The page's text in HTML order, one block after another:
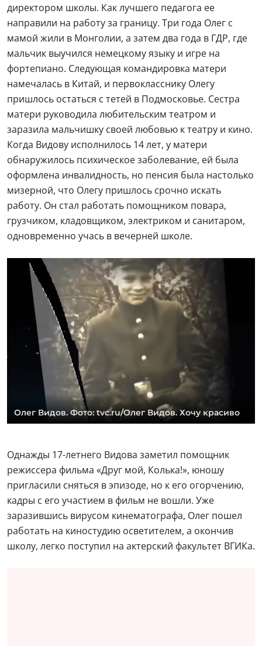
директором школы. Как лучшего педагога ее
направили на работу за границу. Три года Олег с
мамой жили в Монголии, а затем два года в ГДР, где
мальчик выучился немецкому языку и игре на
фортепиано. Следующая командировка матери
намечалась в Китай, и первокласснику Олегу
пришлось остаться с тетей в Подмосковье. Сестра
матери руководила любительским театром и
заразила мальчишку своей любовью к театру и кино.
Когда Видову исполнилось 14 лет, у матери
обнаружилось психическое заболевание, ей была
оформлена инвалидность, но пенсия была настолько
мизерной, что Олегу пришлось срочно искать
работу. Он стал работать помощником повара,
грузчиком, кладовщиком, электриком и санитаром,
одновременно учась в вечерней школе.
Олег Видов. Фото: tvc.ru/Олег Видов. Хочу красиво
Однажды 17-летнего Видова заметил помощник
режиссера фильма «Друг мой, Колька!», юношу
пригласили сняться в эпизоде, но к его огорчению,
кадры с его участием в фильм не вошли. Уже
заразившись вирусом кинематографа, Олег пошел
работать на киностудию осветителем, а окончив
школу, легко поступил на актерский факультет ВГИКа.